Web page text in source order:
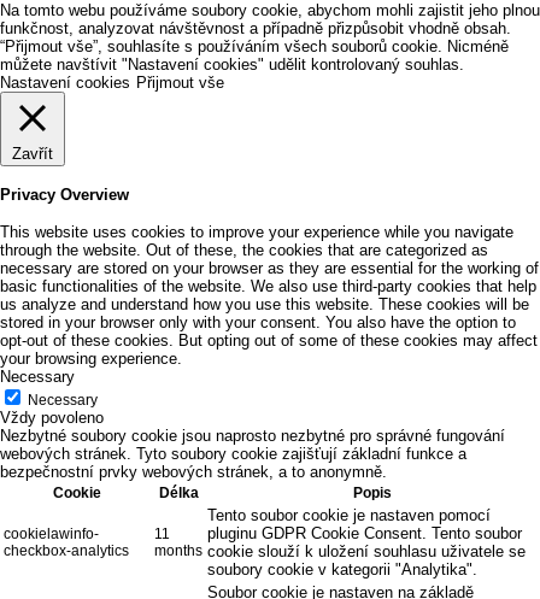
Na tomto webu používáme soubory cookie, abychom mohli zajistit jeho plnou
funkčnost, analyzovat návštěvnost a případně přizpůsobit vhodně obsah.
“Přijmout vše”, souhlasíte s používáním všech souborů cookie. Nicméně
můžete navštívit "Nastavení cookies" udělit kontrolovaný souhlas.
Nastavení cookies Přijmout vše
Zavřít
Privacy Overview
This website uses cookies to improve your experience while you navigate
through the website. Out of these, the cookies that are categorized as
necessary are stored on your browser as they are essential for the working of
basic functionalities of the website. We also use third-party cookies that help
us analyze and understand how you use this website. These cookies will be
stored in your browser only with your consent. You also have the option to
opt-out of these cookies. But opting out of some of these cookies may affect
your browsing experience.
Necessary
Necessary
Vždy povoleno
Nezbytné soubory cookie jsou naprosto nezbytné pro správné fungování
webových stránek. Tyto soubory cookie zajišťují základní funkce a
bezpečnostní prvky webových stránek, a to anonymně.
Cookie Délka Popis
cookielawinfo-
checkbox-analytics
11
months
Tento soubor cookie je nastaven pomocí
pluginu GDPR Cookie Consent. Tento soubor
cookie slouží k uložení souhlasu uživatele se
soubory cookie v kategorii "Analytika".
Soubor cookie je nastaven na základě